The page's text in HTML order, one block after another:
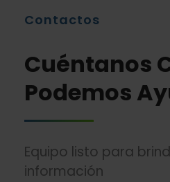
Contactos
Cuéntanos
Podemos
Equipo listo para
información